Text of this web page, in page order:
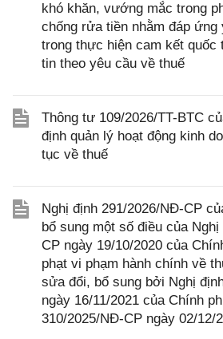
khó khăn, vướng mắc trong
chống rửa tiền nhằm đáp ứng
trong thực hiện cam kết quốc
tin theo yêu cầu về thuế
Thông tư 109/2026/TT-BTC
định quản lý hoạt động kinh
tục về thuế
Nghị định 291/2026/NĐ-CP
bổ sung một số điều của
CP ngày 19/10/2020 của
phạt vi phạm hành chính về
sửa đổi, bổ sung bởi Nghị
ngày 16/11/2021 của Chính
310/2025/NĐ-CP ngày 02/12/